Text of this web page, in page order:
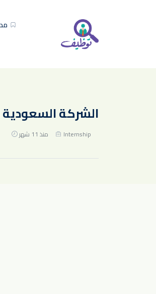
الشركة السعودية
Internship منذ 11 شهر